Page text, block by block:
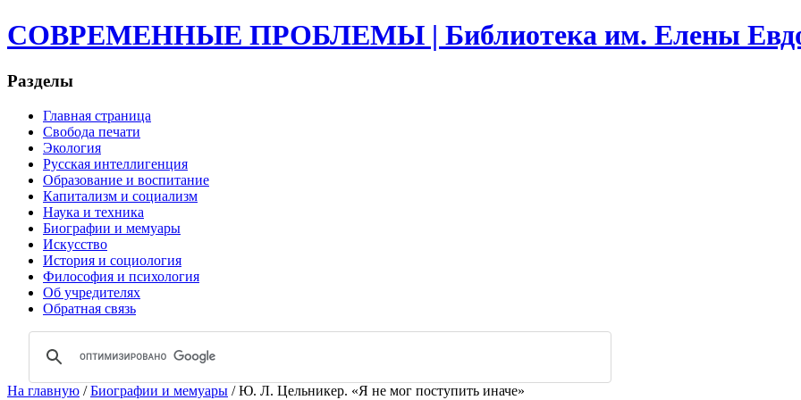
СОВРЕМЕННЫЕ ПРОБЛЕМЫ | Библиотека им. Елены
Разделы
Главная страница
Свобода печати
Экология
Русская интеллигенция
Образование и воспитание
Капитализм и социализм
Наука и техника
Биографии и мемуары
Искусство
История и социология
Философия и психология
Об учредителях
Обратная связь
На главную /Биографии и мемуары / Ю. Л. Цельникер. «Я не мог поступить иначе»